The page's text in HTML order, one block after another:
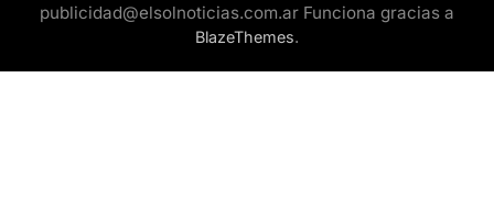
publicidad@elsolnoticias.com.ar Funciona gracias a
BlazeThemes.